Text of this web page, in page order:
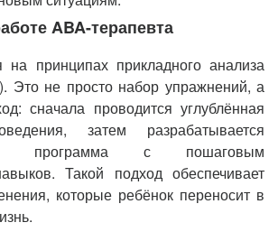
ABA-терапевта
на принципах прикладного анализа
Это не просто набор упражнений, а
сначала проводится углублённая
затем разрабатывается
программа с пошаговым
Такой подход обеспечивает
которые ребёнок переносит в